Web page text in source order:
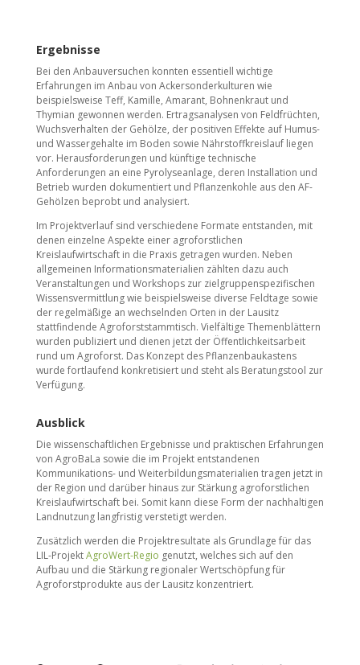
Ergebnisse
Bei den Anbauversuchen konnten essentiell wichtige
Erfahrungen im Anbau von Ackersonderkulturen wie
beispielsweise Teff, Kamille, Amarant, Bohnenkraut und
Thymian gewonnen werden. Ertragsanalysen von Feldfrüchten,
Wuchsverhalten der Gehölze, der positiven Effekte auf Humus-
und Wassergehalte im Boden sowie Nährstoffkreislauf liegen
vor. Herausforderungen und künftige technische
Anforderungen an eine Pyrolyseanlage, deren Installation und
Betrieb wurden dokumentiert und Pflanzenkohle aus den AF-
Gehölzen beprobt und analysiert.
Im Projektverlauf sind verschiedene Formate entstanden, mit
denen einzelne Aspekte einer agroforstlichen
Kreislaufwirtschaft in die Praxis getragen wurden. Neben
allgemeinen Informationsmaterialien zählten dazu auch
Veranstaltungen und Workshops zur zielgruppenspezifischen
Wissensvermittlung wie beispielsweise diverse Feldtage sowie
der regelmäßige an wechselnden Orten in der Lausitz
stattfindende Agroforststammtisch. Vielfältige Themenblättern
wurden publiziert und dienen jetzt der Öffentlichkeitsarbeit
rund um Agroforst. Das Konzept des Pflanzenbaukastens
wurde fortlaufend konkretisiert und steht als Beratungstool zur
Verfügung.
Ausblick
Die wissenschaftlichen Ergebnisse und praktischen Erfahrungen
von AgroBaLa sowie die im Projekt entstandenen
Kommunikations- und Weiterbildungsmaterialien tragen jetzt in
der Region und darüber hinaus zur Stärkung agroforstlichen
Kreislaufwirtschaft bei. Somit kann diese Form der nachhaltigen
Landnutzung langfristig verstetigt werden.
Zusätzlich werden die Projektresultate als Grundlage für das
LIL-ProjektAgroWert-Regio genutzt, welches sich auf den
Aufbau und die Stärkung regionaler Wertschöpfung für
Agroforstprodukte aus der Lausitz konzentriert.